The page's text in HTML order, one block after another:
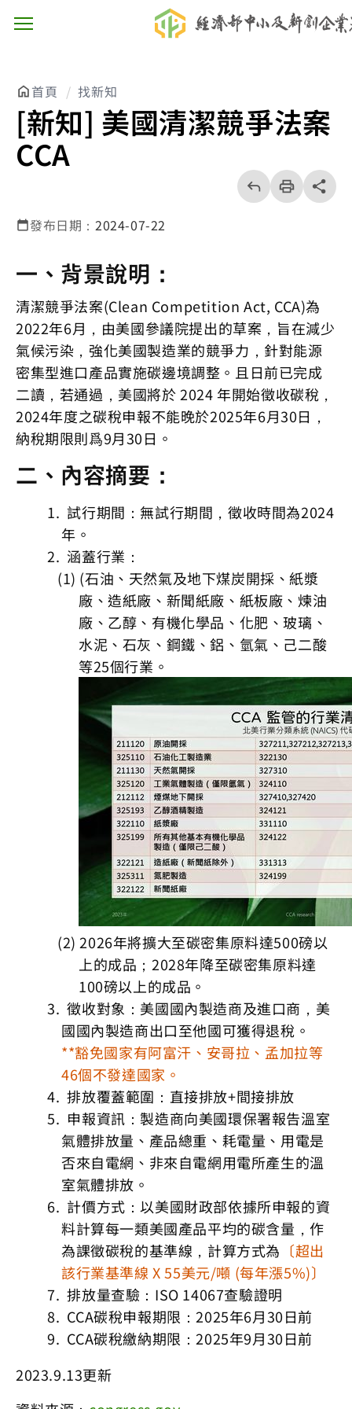
主選單按鈕
首頁 找新知
[新知] 美國清潔競爭法案
CCA 回
上
一
頁
列
印
share分享
發布日期： 2024-07-22
一、背景說明：
清潔競爭法案(Clean Competition Act, CCA)為
2022年6月，由美國參議院提出的草案，旨在減少
氣候污染，強化美國製造業的競爭力，針對能源
密集型進口產品實施碳邊境調整。且日前已完成
二讀，若通過，美國將於 2024 年開始徵收碳稅，
2024年度之碳稅申報不能晚於2025年6月30日，
納稅期限則爲9月30日。
二、內容摘要：
試行期間：無試行期間，徵收時間為2024
年。
涵蓋行業：
(石油、天然氣及地下煤炭開採、紙漿
廠、造紙廠、新聞紙廠、紙板廠、煉油
廠、乙醇、有機化學品、化肥、玻璃、
水泥、石灰、鋼鐵、鋁、氫氣、己二酸
等25個行業。
2026年將擴大至碳密集原料達500磅以
上的成品；2028年降至碳密集原料達
100磅以上的成品。
徵收對象：美國國內製造商及進口商，美
國國內製造商出口至他國可獲得退稅。
**豁免國家有阿富汗、安哥拉、孟加拉等
46個不發達國家。
排放覆蓋範圍：直接排放+間接排放
申報資訊：製造商向美國環保署報告溫室
氣體排放量、產品總重、耗電量、用電是
否來自電網、非來自電網用電所產生的溫
室氣體排放。
計價方式：以美國財政部依據所申報的資
料計算每一類美國產品平均的碳含量，作
為課徵碳稅的基準線，計算方式為 〔超出
該行業基準線 X 55美元/噸 (每年漲5%)〕
排放量查驗：ISO 14067查驗證明
CCA碳稅申報期限：2025年6月30日前
CCA碳稅繳納期限：2025年9月30日前
2023.9.13更新